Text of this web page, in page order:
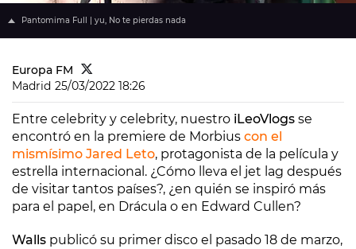
Pantomima Full | yu, No te pierdas nada
Europa FM
Madrid 25/03/2022 18:26
Entre celebrity y celebrity, nuestro iLeoVlogs se
encontró en la premiere de Morbius con el
mismísimo Jared Leto, protagonista de la película y
estrella internacional. ¿Cómo lleva el jet lag después
de visitar tantos países?, ¿en quién se inspiró más
para el papel, en Drácula o en Edward Cullen?
Walls publicó su primer disco el pasado 18 de marzo,